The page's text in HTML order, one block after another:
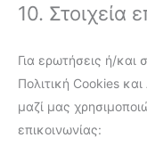
10. Στοιχεία
Για ερωτήσεις ή/και
Πολιτική Cookies
μαζί μας
επικοινωνίας: